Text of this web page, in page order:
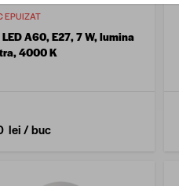
EPUIZAT
A60, E27, 7 W, lumina
4000 K
lei/ buc